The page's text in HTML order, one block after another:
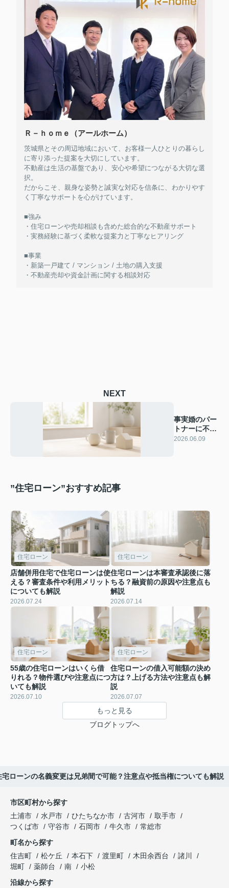
Ｒ－ｈｏｍｅ（アールホーム）
茨城県とその周辺地域において、お客様一人ひとりの暮らし
に寄り添った提案を大切にしています。
不動産は生活の基盤であり、安心や希望につながる大切な選
択。
だからこそ、親身な姿勢と誠実な対応を信条に、わかりやす
く丁寧なサポートを心がけています。
■強み
・住宅ローンや売却相談も含めた総合的な不動産サポート
・実務経験に基づく柔軟な提案力と丁寧なヒアリング
■事業
・新築一戸建て / マンション / 土地の購入支援
・不動産売却や資金計画に関する相談対応
NEXT
事実婚のパー
トナーに不動
産を遺す方法
2026.06.09
”住宅ローン”おすすめ記事
住宅ローン
店舗併用住宅で住宅ローンは使
える？審査条件や利用メリット
についても解説
2026.07.24
住宅ローン
住宅ローンは本審査承認後に落
ちる？融資前の原因や注意点も
解説
2026.07.14
住宅ローン
55歳の住宅ローンはいくら借
りれる？物件選びや注意点につ
いても解説
2026.07.10
住宅ローン
住宅ローンの借入可能額の決め
方は？上げる方法や注意点も解
説
2026.07.07
もっと見る
ブログトップへ
宅ローンの名義変更は兄弟間で可能？注意点や抵当権についても解説
市区町村から探す
土浦市
水戸市 ひたちなか市 古河市
取手市
つくば市
守谷市 石岡市 牛久市
常総市
町名から探す
住吉町
松ケ丘 本石下 渡里町 木田余西台
諸川
堀町
薬師台 南
小松
沿線から探す